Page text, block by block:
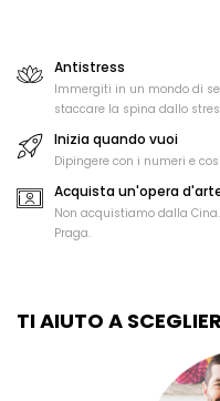
Antistress
Immergiti in un mondo di
staccare la spina dallo
Inizia quando vuoi
Dipingere con i numeri e
Acquista un'opera
Non acquistiamo dalla
Praga.
TI AIUTO A